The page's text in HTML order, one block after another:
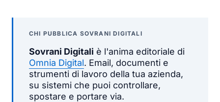
CHI PUBBLICA SOVRANI DIGITALI
Sovrani Digitali è l'anima editoriale di
Omnia Digital. Email, documenti e
strumenti di lavoro della tua azienda,
su sistemi che puoi controllare,
spostare e portare via.